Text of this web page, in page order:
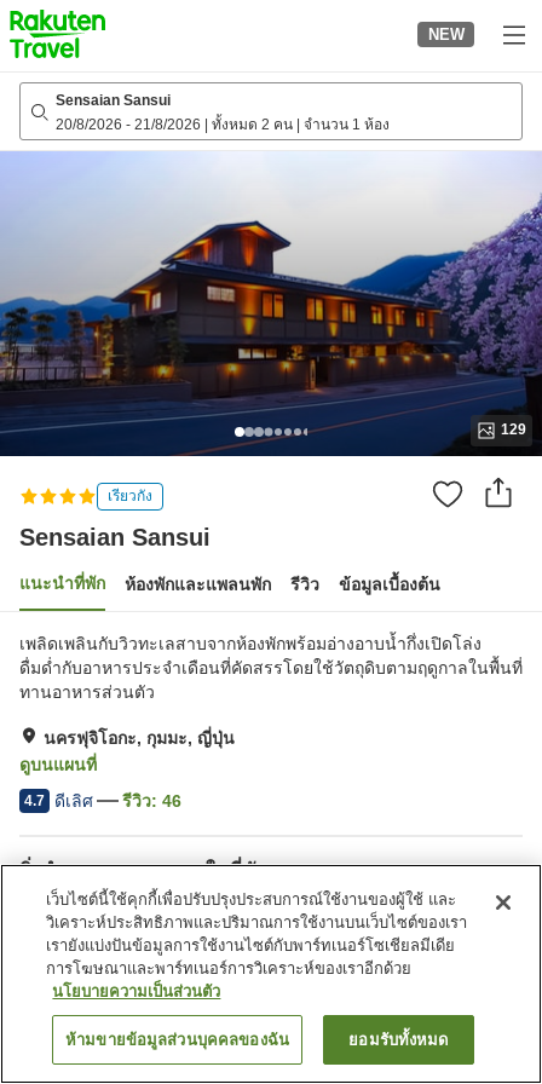
to
top
page
NEW
Sensaian Sansui
20/8/2026 - 21/8/2026 ทั้งหมด 2 คน จำนวน 1 ห้อง
129
เรียวกัง
Sensaian Sansui
แนะนำที่พัก ห้องพักและแพลนพัก รีวิว ข้อมูลเบื้องต้น
เพลิดเพลินกับวิวทะเลสาบจากห้องพักพร้อมอ่างอาบน้ำกึ่งเปิดโล่ง
ดื่มด่ำกับอาหารประจำเดือนที่คัดสรรโดยใช้วัตถุดิบตามฤดูกาลในพื้นที่
ทานอาหารส่วนตัว
นครฟุจิโอกะ, กุมมะ, ญี่ปุ่น
ดูบนแผนที่
4.7 ดีเลิศ รีวิว: 46
สิ่งอำนวยความสะดวกในที่พัก
ที่จอดรถ
อ่างน้ำวน
ตู้จำหน่ายอัตโนมัติ
ห้องจัดเลี้ยง
หน้าแรก ญี่ปุ่น กุมมะ
ค้นหาห้องพัก
เว็บไซต์นี้ใช้คุกกี้เพื่อปรับปรุงประสบการณ์ใช้งานของผู้ใช้ และ
วิเคราะห์ประสิทธิภาพและปริมาณการใช้งานบนเว็บไซต์ของเรา
เรายังแบ่งปันข้อมูลการใช้งานไซต์กับพาร์ทเนอร์โซเชียลมีเดีย
การโฆษณาและพาร์ทเนอร์การวิเคราะห์ของเราอีกด้วย
นโยบายความเป็นส่วนตัว
ห้ามขายข้อมูลส่วนบุคคลของฉัน ยอมรับทั้งหมด